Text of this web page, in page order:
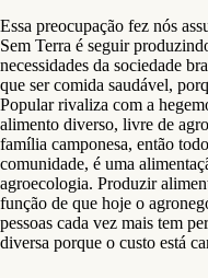
Essa preocupação fez nós
Sem Terra é seguir
necessidades da sociedade
que ser comida saudável,
Popular rivaliza com a
alimento diverso, livre de
família camponesa, então
comunidade, é uma
agroecologia. Produzir
função de que hoje o
pessoas cada vez mais tem
diversa porque o custo está